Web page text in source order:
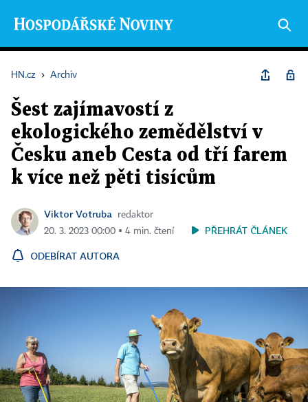
HN.cz › Archiv
Šest zajímavostí z
ekologického zemědělství v
Česku aneb Cesta od tří farem
k více než pěti tisícům
Viktor Votruba
redaktor
20. 3. 2023 00:00 ▪ 4 min. čtení
PŘEHRÁT ČLÁNEK
ODEBÍRAT AUTORA